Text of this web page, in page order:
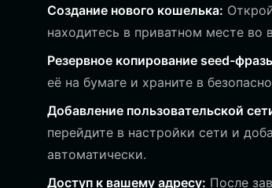
Создание нового кошелька:
находитесь в приватном месте во
Резервное копирование seed-
её на бумаге и храните в
Добавление пользовательской
перейдите в настройки сети и
автоматически.
Доступ к вашему адресу: После